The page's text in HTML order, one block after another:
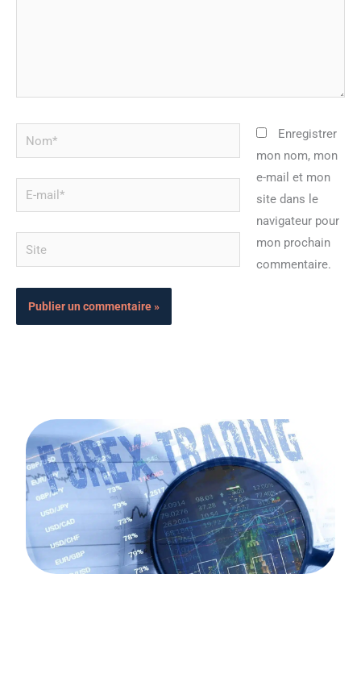
Nom*
mail*
Site
Enregistrer
mon nom, mon
e-mail et mon
site dans le
navigateur pour
mon prochain
commentaire.